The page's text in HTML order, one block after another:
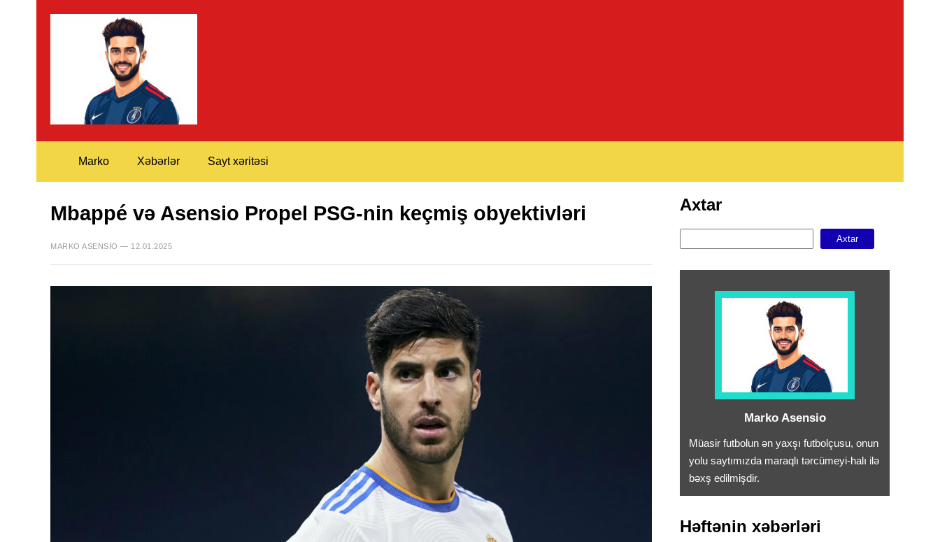
Marko Xəbərlər Sayt xəritəsi
Mbappé və Asensio Propel PSG-nin keçmiş obyektivləri
MARKO ASENSIO — 12.01.2025
Axtar
Axtar
Marko Asensio
Müasir futbolun ən yaxşı futbolçusu, onun
yolu saytımızda maraqlı tərcümeyi-halı ilə
bəxş edilmişdir.
Həftənin xəbərləri